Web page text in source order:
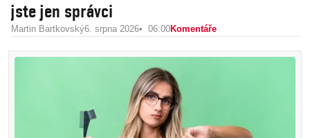
jste jen správci
Martin Bartkovský6. srpna 2026 06:00Komentáře